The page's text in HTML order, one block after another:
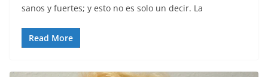
sanos y fuertes; y esto no es solo un decir. La
Read More